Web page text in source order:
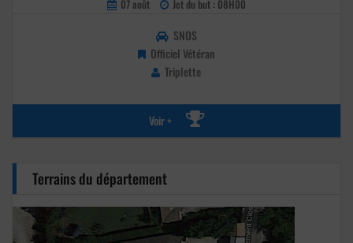
07 août Jet du but : 08H00
SNOS
Officiel Vétéran
Triplette
Voir +
Terrains du département